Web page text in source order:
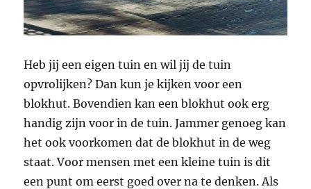
Heb jij een eigen tuin en wil jij de tuin
opvrolijken? Dan kun je kijken voor een
blokhut. Bovendien kan een blokhut ook erg
handig zijn voor in de tuin. Jammer genoeg kan
het ook voorkomen dat de blokhut in de weg
staat. Voor mensen met een kleine tuin is dit
een punt om eerst goed over na te denken. Als